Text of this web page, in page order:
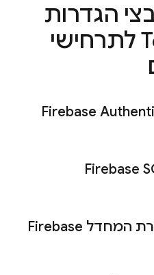
הגדרות
של Terraform לתרחישי
Firebase
Firebase
המחדל Firebase